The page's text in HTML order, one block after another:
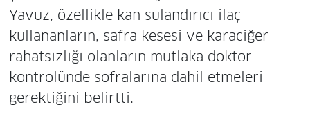
Yavuz, özellikle kan sulandırıcı ilaç
kullananların, safra kesesi ve karaciğer
rahatsızlığı olanların mutlaka doktor
kontrolünde sofralarına dahil etmeleri
gerektiğini belirtti.